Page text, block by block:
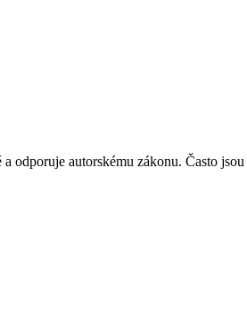
autorskému zákonu. Často